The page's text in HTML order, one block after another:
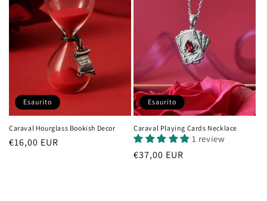
Esaurito
Caraval Hourglass Bookish Decor
Prezzo
€16,00 EUR
Esaurito
Caraval Playing Cards Necklace
1 review
Prezzo
€37,00 EUR